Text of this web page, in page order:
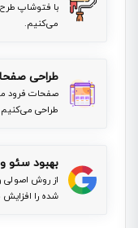
با فتوشاپ
می‌کنیم.
طراحی
صفحات فرود
طراحی می‌کنیم.
بهبود سئو
از روش
شده را